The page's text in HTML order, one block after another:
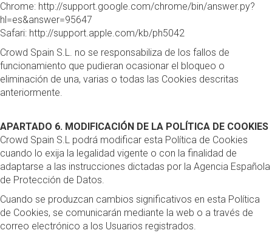
Chrome: http://support.google.com/chrome/bin/answer.py?
hl=es&answer=95647
Safari: http://support.apple.com/kb/ph5042
Crowd Spain S.L. no se responsabiliza de los fallos de
funcionamiento que pudieran ocasionar el bloqueo o
eliminación de una, varias o todas las Cookies descritas
anteriormente.
APARTADO 6. MODIFICACIÓN DE LA POLÍTICA DE COOKIES
Crowd Spain S.L podrá modificar esta Política de Cookies
cuando lo exija la legalidad vigente o con la finalidad de
adaptarse a las instrucciones dictadas por la Agencia Española
de Protección de Datos.
Cuando se produzcan cambios significativos en esta Política
de Cookies, se comunicarán mediante la web o a través de
correo electrónico a los Usuarios registrados.